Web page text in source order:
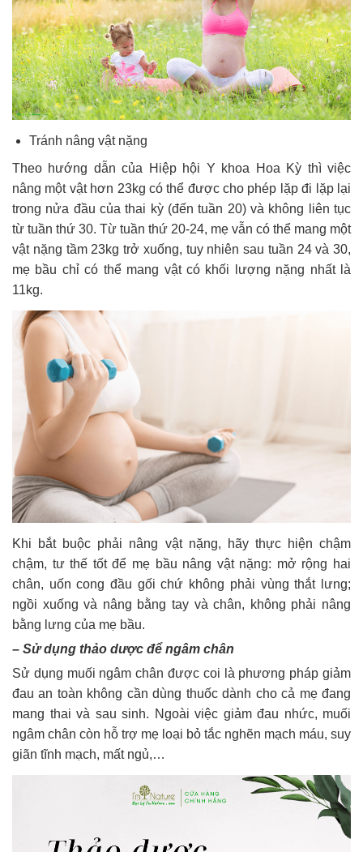
Tránh nâng vật nặng
Theo hướng dẫn của Hiệp hội Y khoa Hoa Kỳ thì việc
nâng một vật hơn 23kg có thể được cho phép lặp đi lặp lại
trong nửa đầu của thai kỳ (đến tuần 20) và không liên tục
từ tuần thứ 30. Từ tuần thứ 20-24, mẹ vẫn có thể mang một
vật nặng tầm 23kg trở xuống, tuy nhiên sau tuần 24 và 30,
mẹ bầu chỉ có thể mang vật có khối lượng nặng nhất là
11kg.
Khi bắt buộc phải nâng vật nặng, hãy thực hiện chậm
chậm, tư thế tốt để mẹ bầu nâng vật nặng: mở rộng hai
chân, uốn cong đầu gối chứ không phải vùng thắt lưng;
ngồi xuống và nâng bằng tay và chân, không phải nâng
bằng lưng của mẹ bầu.
– Sử dụng thảo dược để ngâm chân
Sử dụng muối ngâm chân được coi là phương pháp giảm
đau an toàn không cần dùng thuốc dành cho cả mẹ đang
mang thai và sau sinh. Ngoài việc giảm đau nhức, muối
ngâm chân còn hỗ trợ mẹ loại bỏ tắc nghẽn mạch máu, suy
giãn tĩnh mạch, mất ngủ,…